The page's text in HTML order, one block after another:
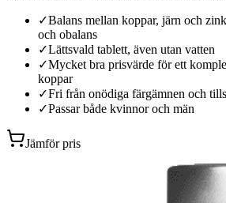
✓Balans mellan koppar, järn och
och obalans
✓Lättsvald tablett, även utan vatten
✓Mycket bra prisvärde för ett
koppar
✓Fri från onödiga färgämnen och
✓Passar både kvinnor och män
Jämför pris